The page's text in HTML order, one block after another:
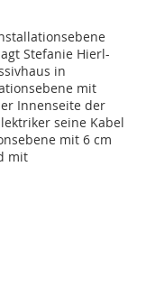
Stefanie Hierl-
in
mit
Innenseite der
seine Kabel
mit 6 cm
mit